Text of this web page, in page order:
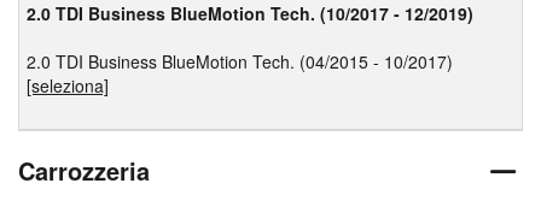
2.0 TDI Business BlueMotion Tech. (10/2017 - 12/2019)
2.0 TDI Business BlueMotion Tech. (04/2015 - 10/2017)
[seleziona]
Carrozzeria